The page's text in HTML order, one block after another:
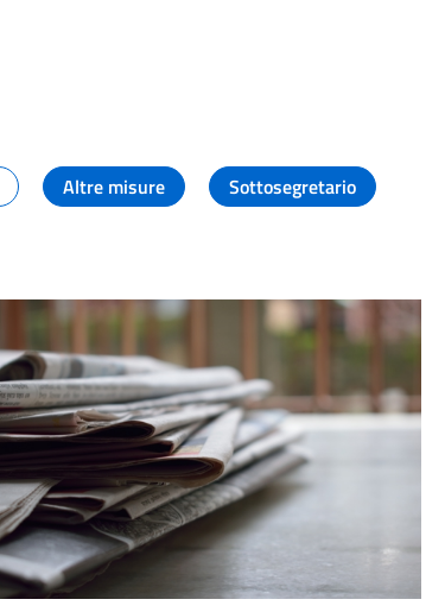
Altre misure
Sottosegretario